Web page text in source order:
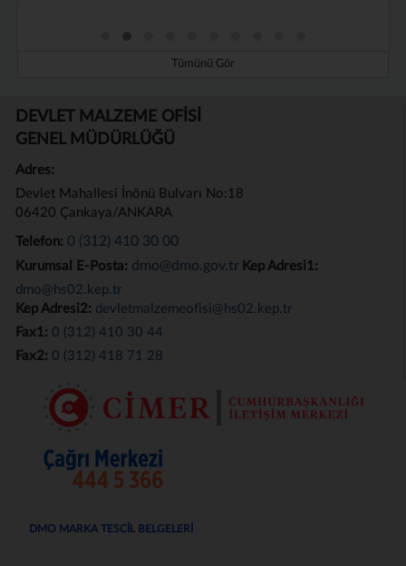
Tümünü Gör
DEVLET MALZEME OFİSİ
GENEL MÜDÜRLÜĞÜ
Adres:
Devlet Mahallesi İnönü Bulvarı No:18
06420 Çankaya/ANKARA
Telefon: 0 (312) 410 30 00
Kurumsal E-Posta: dmo@dmo.gov.tr Kep Adresi1:
dmo@hs02.kep.tr
Kep Adresi2: devletmalzemeofisi@hs02.kep.tr
Fax1: 0 (312) 410 30 44
Fax2: 0 (312) 418 71 28
DMO MARKA TESCİL BELGELERİ